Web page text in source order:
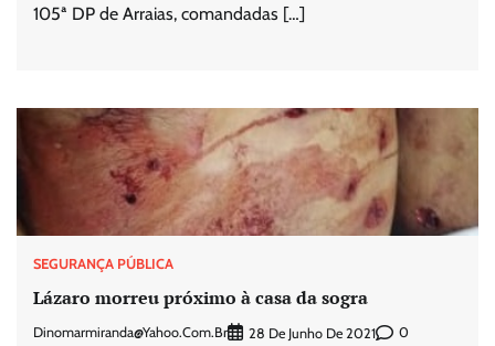
105ª DP de Arraias, comandadas […]
SEGURANÇA PÚBLICA
Lázaro morreu próximo à casa da sogra
Dinomarmiranda@yahoo.com.br 28 De Junho De 2021 0